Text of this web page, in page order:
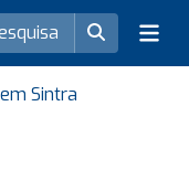
Sintra